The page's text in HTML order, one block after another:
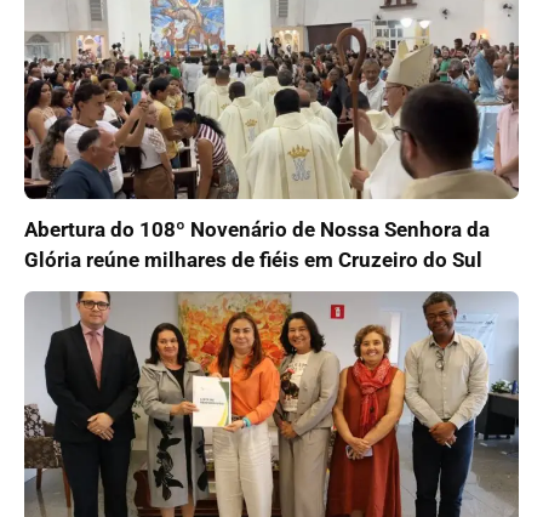
Abertura do 108º Novenário de Nossa Senhora da
Glória reúne milhares de fiéis em Cruzeiro do Sul